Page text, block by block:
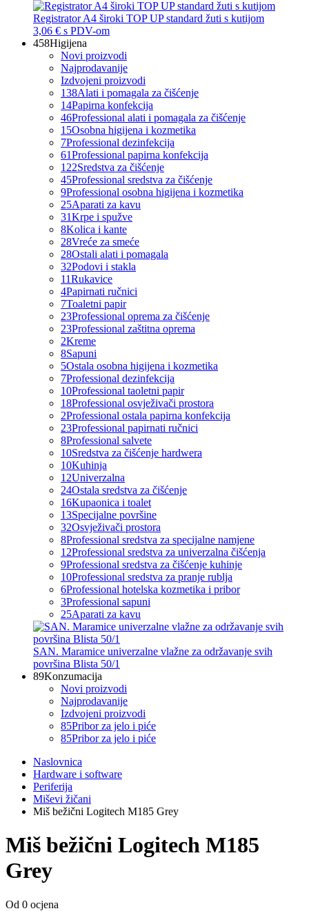
Registrator A4 široki TOP UP standard žuti s kutijom
3,06 € s PDV-om
458Higijena
Novi proizvodi
Najprodavanije
Izdvojeni proizvodi
138Alati i pomagala za čišćenje
14Papirna konfekcija
46Professional alati i pomagala za čišćenje
15Osobna higijena i kozmetika
7Professional dezinfekcija
61Professional papirna konfekcija
122Sredstva za čišćenje
45Professional sredstva za čišćenje
9Professional osobna higijena i kozmetika
25Aparati za kavu
31Krpe i spužve
8Kolica i kante
28Vreće za smeće
28Ostali alati i pomagala
32Podovi i stakla
11Rukavice
4Papirnati ručnici
7Toaletni papir
23Professional oprema za čišćenje
23Professional zaštitna oprema
2Kreme
8Sapuni
5Ostala osobna higijena i kozmetika
7Professional dezinfekcija
10Professional taoletni papir
18Professional osvježivači prostora
2Professional ostala papirna konfekcija
23Professional papirnati ručnici
8Professional salvete
10Sredstva za čišćenje hardwera
10Kuhinja
12Univerzalna
24Ostala sredstva za čišćenje
16Kupaonica i toalet
13Specijalne površine
32Osvježivači prostora
8Professional sredstva za specijalne namjene
12Professional sredstva za univerzalna čišćenja
9Professional sredstva za čišćenje kuhinje
10Professional sredstva za pranje rublja
6Professional hotelska kozmetika i pribor
3Professional sapuni
25Aparati za kavu
SAN. Maramice univerzalne vlažne za održavanje svih
površina Blista 50/1
89Konzumacija
Novi proizvodi
Najprodavanije
Izdvojeni proizvodi
85Pribor za jelo i piće
85Pribor za jelo i piće
Naslovnica
Hardware i software
Periferija
Miševi žičani
Miš bežični Logitech M185 Grey
Miš bežični Logitech M185
Grey
Od 0 ocjena